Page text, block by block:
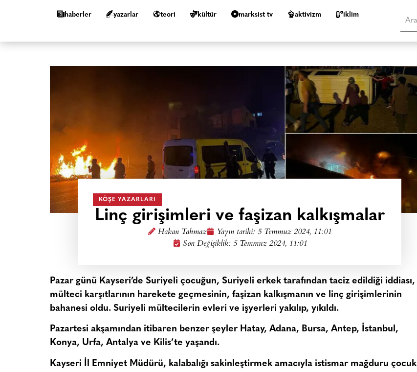
haberler yazarlar teori kültür marksist tv aktivizm i̇klim
KÖŞE YAZARLARI
Linç girişimleri ve faşizan kalkışmalar
Hakan Tahmaz Yayın tarihi: 5 Temmuz 2024, 11:01
Son Değişiklik: 5 Temmuz 2024, 11:01
Pazar günü Kayseri’de Suriyeli çocuğun, Suriyeli erkek tarafından taciz edildiği iddiası,
mülteci karşıtlarının harekete geçmesinin, faşizan kalkışmanın ve linç girişimlerinin
bahanesi oldu. Suriyeli mültecilerin evleri ve işyerleri yakılıp, yıkıldı.
Pazartesi akşamından itibaren benzer şeyler Hatay, Adana, Bursa, Antep, İstanbul,
Konya, Urfa, Antalya ve Kilis’te yaşandı.
Kayseri İl Emniyet Müdürü, kalabalığı sakinleştirmek amacıyla istismar mağduru çocuk